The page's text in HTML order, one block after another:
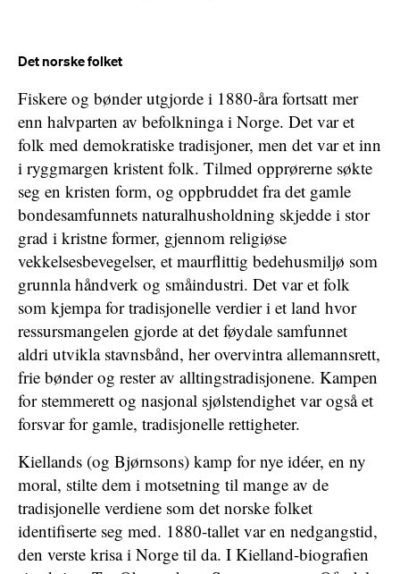
Det norske folket
Fiskere og bønder utgjorde i 1880-åra fortsatt mer
enn halvparten av befolkninga i Norge. Det var et
folk med demokratiske tradisjoner, men det var et inn
i ryggmargen kristent folk. Tilmed opprørerne søkte
seg en kristen form, og oppbruddet fra det gamle
bondesamfunnets naturalhusholdning skjedde i stor
grad i kristne former, gjennom religiøse
vekkelsesbevegelser, et maurflittig bedehusmiljø som
grunnla håndverk og småindustri. Det var et folk
som kjempa for tradisjonelle verdier i et land hvor
ressursmangelen gjorde at det føydale samfunnet
aldri utvikla stavnsbånd, her overvintra allemannsrett,
frie bønder og rester av alltingstradisjonene. Kampen
for stemmerett og nasjonal sjølstendighet var også et
forsvar for gamle, tradisjonelle rettigheter.
Kiellands (og Bjørnsons) kamp for nye idéer, en ny
moral, stilte dem i motsetning til mange av de
tradisjonelle verdiene som det norske folket
identifiserte seg med. 1880-tallet var en nedgangstid,
den verste krisa i Norge til da. I Kielland-biografien